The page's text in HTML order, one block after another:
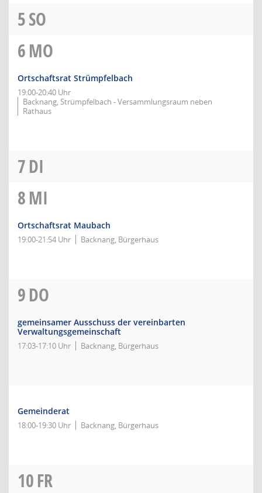
5SO
6MO
Ortschaftsrat Strümpfelbach
19:00-20:40 Uhr
Backnang, Strümpfelbach - Versammlungsraum neben
Rathaus
7DI
8MI
Ortschaftsrat Maubach
19:00-21:54 Uhr Backnang, Bürgerhaus
9DO
gemeinsamer Ausschuss der vereinbarten
Verwaltungsgemeinschaft
17:03-17:10 Uhr Backnang, Bürgerhaus
Gemeinderat
18:00-19:30 Uhr Backnang, Bürgerhaus
10FR